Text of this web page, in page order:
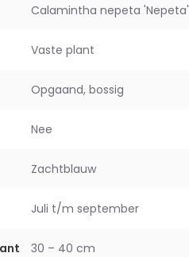
Calamintha nepeta 'Nepeta'
Vaste plant
Opgaand, bossig
Nee
Zachtblauw
Juli t/m september
30 – 40 cm